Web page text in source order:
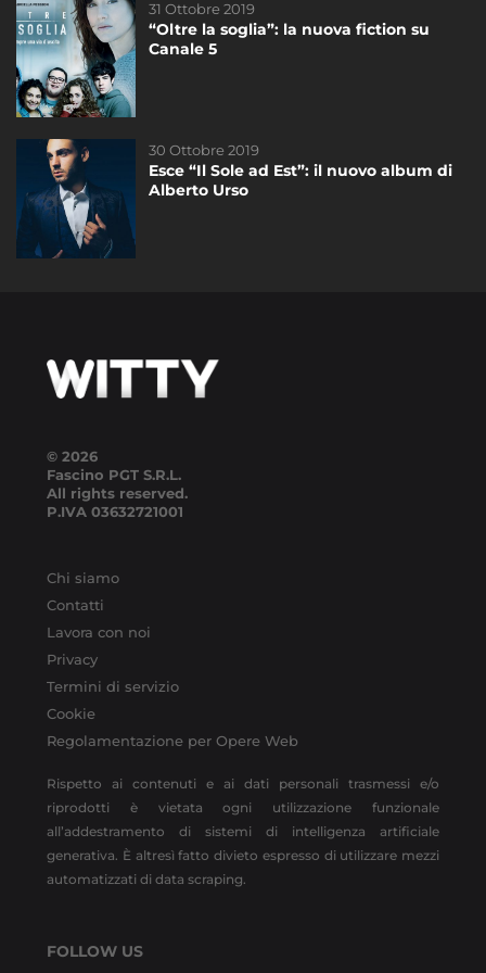
31 Ottobre 2019
“Oltre la soglia”: la nuova fiction su
Canale 5
30 Ottobre 2019
Esce “Il Sole ad Est”: il nuovo album di
Alberto Urso
22 Marzo 2018
È arrivata l’app di WittyTv!
16 Gennaio 2023
Pink Life: da oggi su Wittytv.it!
© 2026
Fascino PGT S.R.L.
All rights reserved.
P.IVA 03632721001
Chi siamo
Contatti
Lavora con noi
Privacy
Termini di servizio
Cookie
Regolamentazione per Opere Web
Rispetto ai contenuti e ai dati personali trasmessi e/o
riprodotti è vietata ogni utilizzazione funzionale
all’addestramento di sistemi di intelligenza artificiale
generativa. È altresì fatto divieto espresso di utilizzare mezzi
automatizzati di data scraping.
FOLLOW US